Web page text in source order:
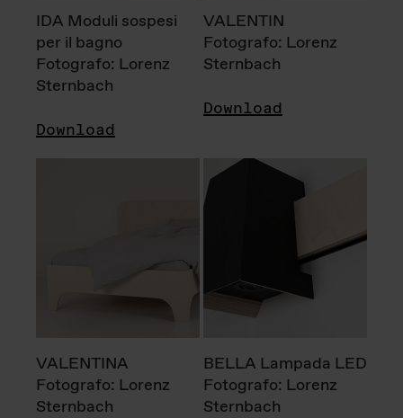
IDA Moduli sospesi
per il bagno
Fotografo: Lorenz
Sternbach
Download
VALENTIN
Fotografo: Lorenz
Sternbach
Download
VALENTINA
Fotografo: Lorenz
Sternbach
BELLA Lampada LED
Fotografo: Lorenz
Sternbach